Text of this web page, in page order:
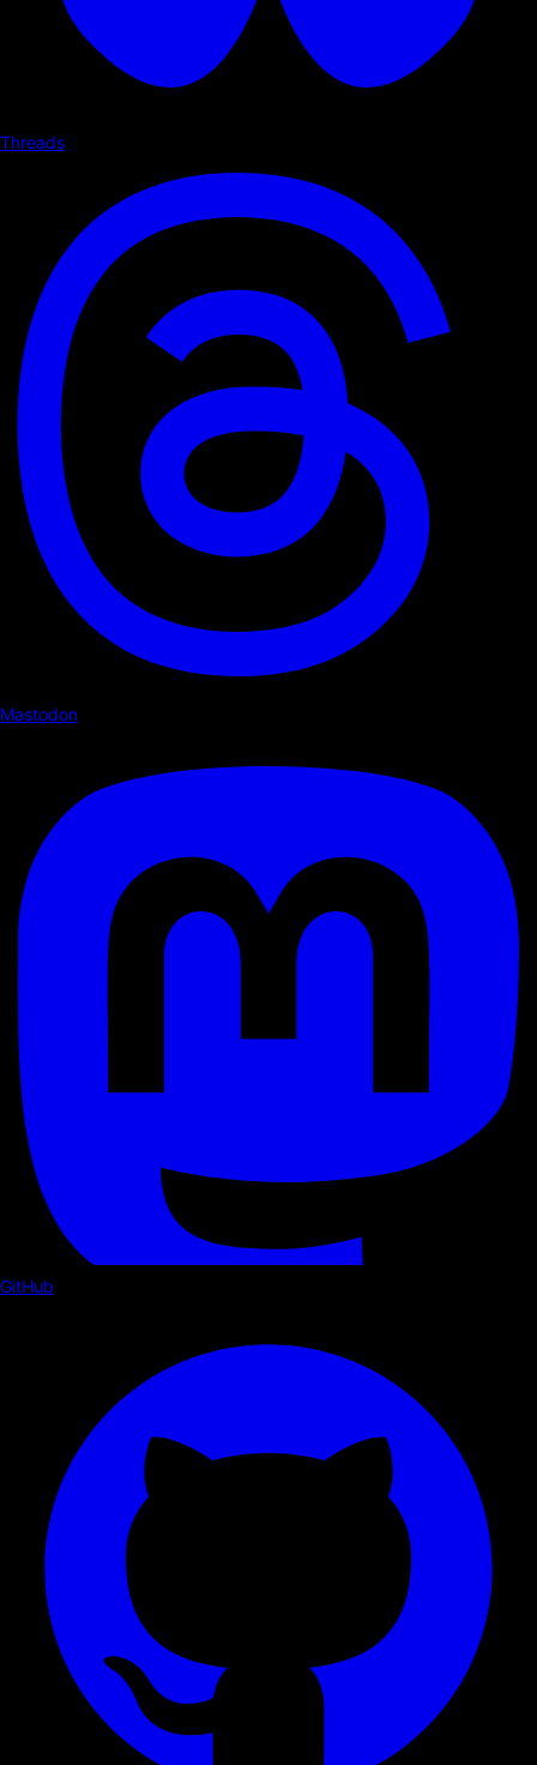
Threads
Mastodon
GitHub